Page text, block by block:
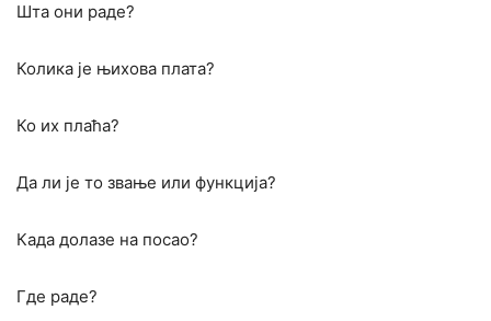
Шта они раде?
Колика је њихова плата?
Ко их плаћа?
Да ли је то звање или функција?
Када долазе на посао?
Где раде?